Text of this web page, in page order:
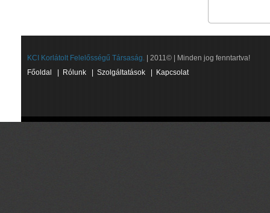
KCI Korlátolt Felelősségű Társaság. | 2011© | Minden jog fenntartva!
Főoldal
Rólunk Szolgáltatások Kapcsolat